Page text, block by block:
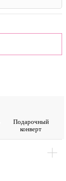
Подарочный
конверт